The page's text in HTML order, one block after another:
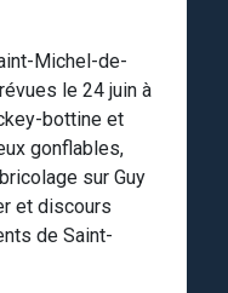
Michel-de-
le 24 juin à
bottine et
gonflables,
sur Guy
et discours
de Saint-